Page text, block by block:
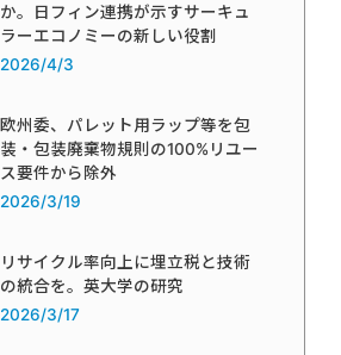
か。日フィン連携が示すサーキュ
ラーエコノミーの新しい役割
2026/4/3
欧州委、パレット用ラップ等を包
装・包装廃棄物規則の100%リユー
ス要件から除外
2026/3/19
リサイクル率向上に埋立税と技術
の統合を。英大学の研究
2026/3/17